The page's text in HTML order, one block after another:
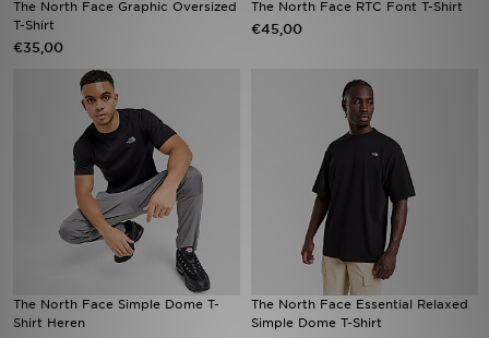
The North Face Graphic Oversized
T-Shirt
€35,00
The North Face RTC Font T-Shirt
€45,00
The North Face Simple Dome T-
Shirt Heren
The North Face Essential Relaxed
Simple Dome T-Shirt
Vind een winkel
Bestelling traceren
Mijn JD
Klantenservice
Download de app
Wie wij zijn